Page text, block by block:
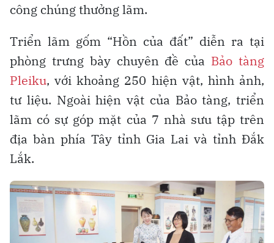
công chúng thưởng lãm.
Triển lãm gốm “Hồn của đất” diễn ra tại
phòng trưng bày chuyên đề của Bảo tàng
Pleiku, với khoảng 250 hiện vật, hình ảnh,
tư liệu. Ngoài hiện vật của Bảo tàng, triển
lãm có sự góp mặt của 7 nhà sưu tập trên
địa bàn phía Tây tỉnh Gia Lai và tỉnh Đắk
Lắk.